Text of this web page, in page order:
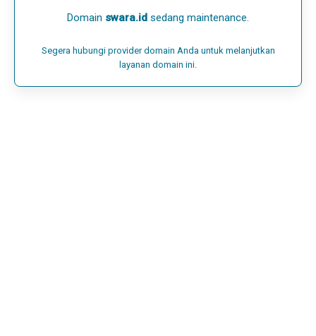
Domain swara.id sedang maintenance.
Segera hubungi provider domain Anda untuk melanjutkan
layanan domain ini.